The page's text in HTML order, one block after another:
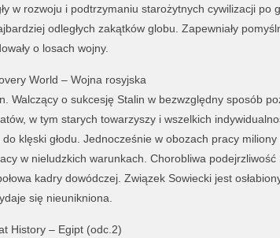
w rozwoju i podtrzymaniu starożytnych cywilizacji po
odległych zakątków globu. Zapewniały
o losach wojny.
World – Wojna rosyjska
Walczący o sukcesję Stalin w bezwzględny sposób
w tym starych towarzyszy i wszelkich
klęski głodu. Jednocześnie w obozach pracy
w nieludzkich warunkach. Chorobliwa
kadry dowódczej. Związek Sowiecki jest
się nieunikniona.
History – Egipt (odc.2)